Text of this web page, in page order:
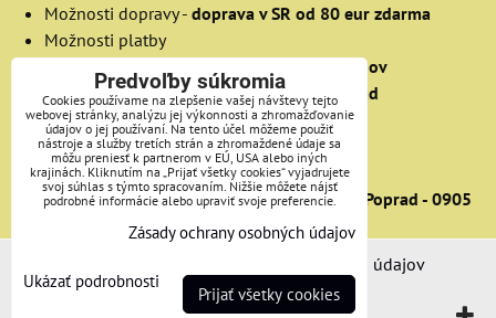
Možnosti dopravy- doprava v SR od 80 eur zdarma
Možnosti platby
OC Retro Ružinov
Osobný odber v Poprade-OC Výkrik Poprad
Obchodné podmienky
Zásady ochrany osobných údajov
Reklamácie
Prehľad služieb -núdzové otváranie dverí Poprad - 0905
Zásady ochrany osobných údajov
Predvoľby súkromia
Cookies používame na zlepšenie vašej návštevy tejto
webovej stránky, analýzu jej výkonnosti a zhromažďovanie
údajov o jej používaní. Na tento účel môžeme použiť
nástroje a služby tretích strán a zhromaždené údaje sa
môžu preniesť k partnerom v EÚ, USA alebo iných
krajinách. Kliknutím na „Prijať všetky cookies“ vyjadrujete
svoj súhlas s týmto spracovaním. Nižšie môžete nájsť
podrobné informácie alebo upraviť svoje preferencie.
Zásady ochrany osobných údajov
Ukázať podrobnosti
Prijať všetky cookies